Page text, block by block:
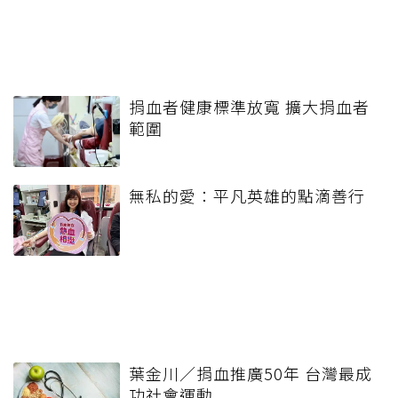
捐血者健康標準放寬 擴大捐血者
範圍
無私的愛：平凡英雄的點滴善行
葉金川／捐血推廣50年 台灣最成